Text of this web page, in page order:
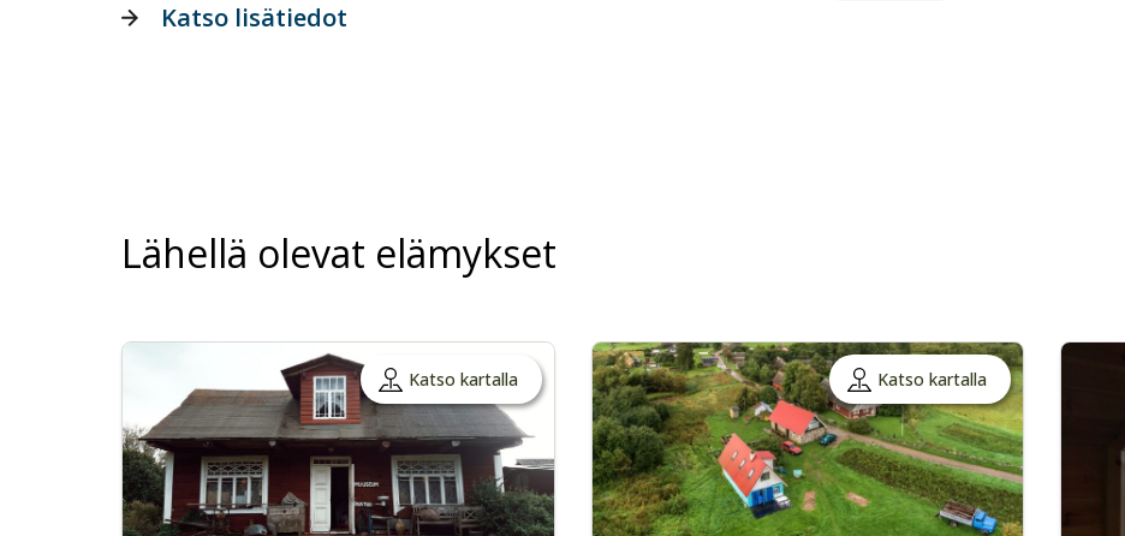
Katso lisätiedot
Lähellä olevat elämykset
Katso kartalla Katso kartalla